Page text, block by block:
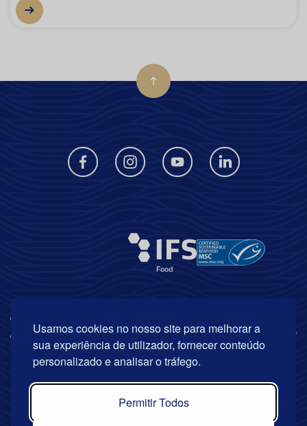
Usamos cookies no nosso site para melhorar a
sua experiência de utilizador, fornecer conteúdo
personalizado e analisar o tráfego.
Permitir Todos